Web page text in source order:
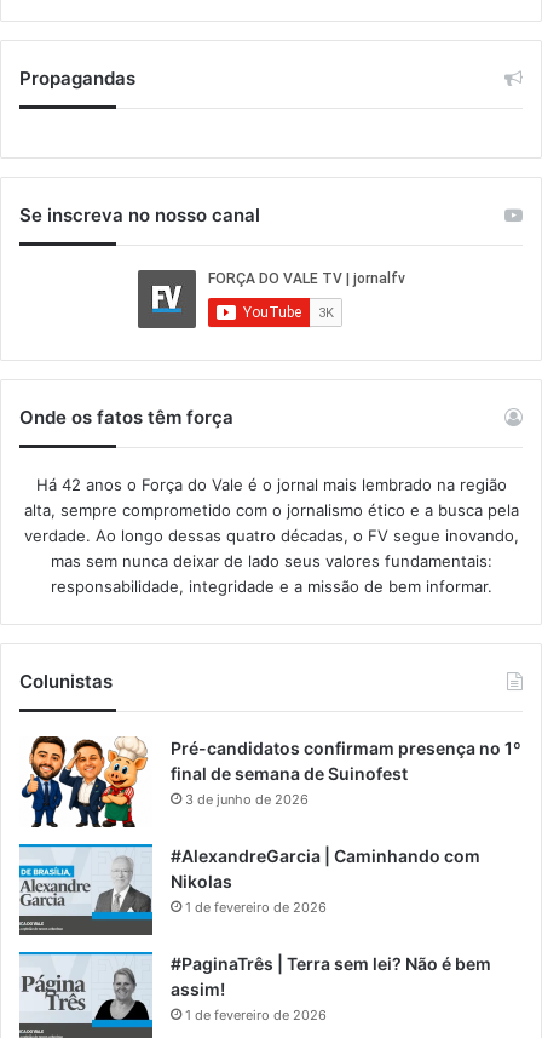
Propagandas
Se inscreva no nosso canal
Onde os fatos têm força
Há 42 anos o Força do Vale é o jornal mais lembrado na região
alta, sempre comprometido com o jornalismo ético e a busca pela
verdade. Ao longo dessas quatro décadas, o FV segue inovando,
mas sem nunca deixar de lado seus valores fundamentais:
responsabilidade, integridade e a missão de bem informar.​
Colunistas
Pré-candidatos confirmam presença no 1º
final de semana de Suinofest
3 de junho de 2026
#AlexandreGarcia | Caminhando com
Nikolas
1 de fevereiro de 2026
#PaginaTrês | Terra sem lei? Não é bem
assim!
1 de fevereiro de 2026